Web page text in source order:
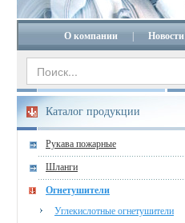
О компании Новости
Каталог продукции
Рукава пожарные
Шланги
Огнетушители
Углекислотные огнетушители